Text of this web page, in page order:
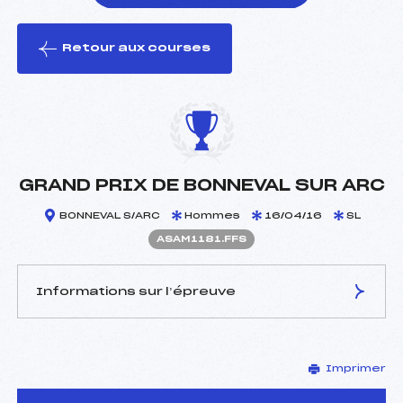
le ski
Retour aux courses
GRAND PRIX DE BONNEVAL SUR ARC
BONNEVAL S/ARC Hommes 16/04/16 SL
ASAM1181.FFS
Informations sur l’épreuve
DESCHILDRE ALAIN (SA)
Arbitre :
FILLIOL MARC (SA)
Imprimer